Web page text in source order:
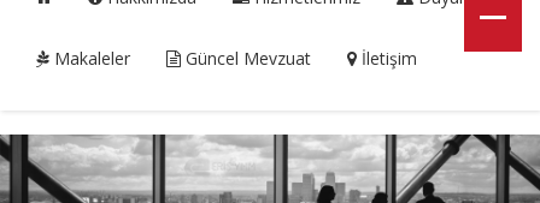
Makaleler Güncel Mevzuat İletişim